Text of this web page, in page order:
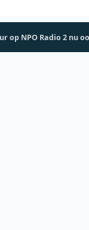
op NPO Radio 2 nu